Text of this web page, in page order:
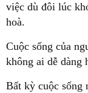
việc dù đôi lúc
hoà.
Cuộc sống của
không ai dễ dàng
Bất kỳ cuộc sống